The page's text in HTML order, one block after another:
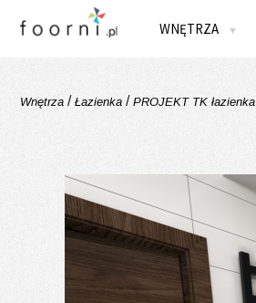
WNĘTRZA ▼
Wnętrza / Łazienka / PROJEKT TK łazienka